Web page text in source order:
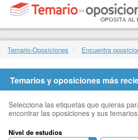
Temario-Oposiciones Encuentra
Temarios y oposiciones más
Selecciona las etiquetas que quieras
encontrar las oposiciones y sus
Nivel de estudios